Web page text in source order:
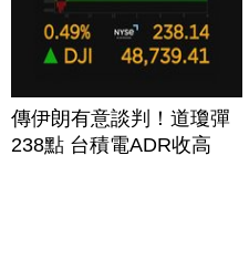
傳伊朗有意談判！道瓊彈
238點 台積電ADR收高